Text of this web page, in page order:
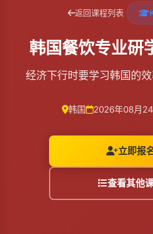
返回课程列表
韩国餐饮专业研
经济下行时要学习韩国的
韩国 2026年08月
立即报
查看其他